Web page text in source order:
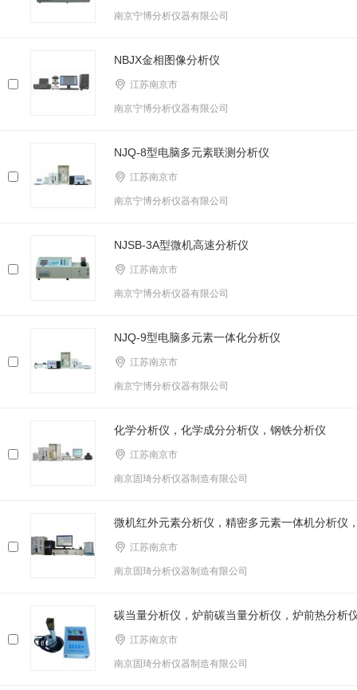
南京宁博分析仪器有限公司
NBJX金相图像分析仪
江苏南京市
南京宁博分析仪器有限公司
NJQ-8型电脑多元素联测分析仪
江苏南京市
南京宁博分析仪器有限公司
NJSB-3A型微机高速分析仪
江苏南京市
南京宁博分析仪器有限公司
NJQ-9型电脑多元素一体化分析仪
江苏南京市
南京宁博分析仪器有限公司
化学分析仪，化学成分分析仪，钢铁分析仪
江苏南京市
南京固琦分析仪器制造有限公司
微机红外元素分析仪，精密多元素一体机分析仪
江苏南京市
南京固琦分析仪器制造有限公司
碳当量分析仪，炉前碳当量分析仪，炉前热分析
江苏南京市
南京固琦分析仪器制造有限公司